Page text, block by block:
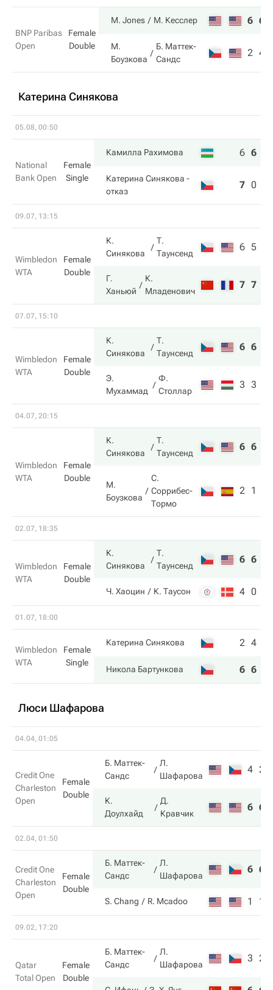
BNP Paribas
Open
Female
Double
M. Jones М. Кесслер 6 6
М.
Боузкова
Б. Маттек-
Сандс
2 4
Катерина Синякова
05.08, 00:50
National
Bank Open
Female
Single
Камилла Рахимова 6 6
Катерина Синякова -
отказ
7 0
09.07, 13:15
Wimbledon
WTA
Female
Double
К.
Синякова
Т.
Таунсенд
6 5
Г.
Ханьюй
К.
Младенович
7 7
07.07, 15:10
Wimbledon
WTA
Female
Double
К.
Синякова
Т.
Таунсенд
6 6
Э.
Мухаммад
Ф.
Столлар
3 3
04.07, 20:15
Wimbledon
WTA
Female
Double
К.
Синякова
Т.
Таунсенд
6 6
М.
Боузкова
С.
Соррибес-
Тормо
2 1
02.07, 18:35
Wimbledon
WTA
Female
Double
К.
Синякова
Т.
Таунсенд
6 6
Ч. Хаоцин К. Таусон 4 0
01.07, 18:00
Wimbledon
WTA
Female
Single
Катерина Синякова 2 4
Никола Бартункова 6 6
Люси Шафарова
04.04, 01:05
Credit One
Charleston
Open
Female
Double
Б. Маттек-
Сандс
Л.
Шафарова
4 2
К.
Доулхайд
Д.
Кравчик
6 6
02.04, 01:50
Credit One
Charleston
Open
Female
Double
Б. Маттек-
Сандс
Л.
Шафарова
6 6
S. Chang R. Mcadoo 1 1
09.02, 17:20
Qatar
Total Open
Female
Double
Б. Маттек-
Сандс
Л.
Шафарова
3 2